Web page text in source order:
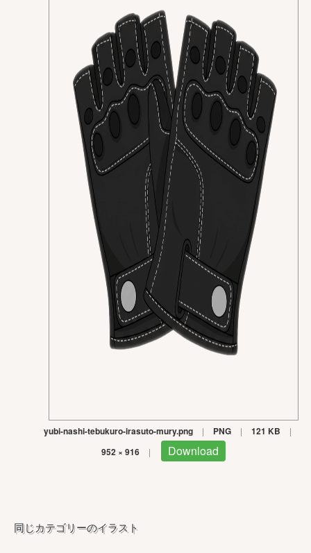
yubi-nashi-tebukuro-irasuto-mury.png | PNG | 121 KB |
952 × 916 | Download
同じカテゴリーのイラスト